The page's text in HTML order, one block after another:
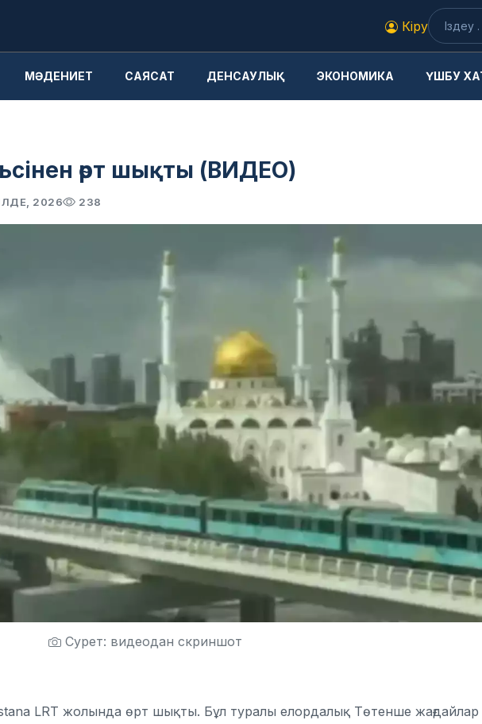
Кіру
МӘДЕНИЕТ САЯСАТ ДЕНСАУЛЫҚ ЭКОНОМИКА ҮШБУ
өрт шықты (ВИДЕО)
2026 238
Сурет: видеодан скриншот
LRT жолында өрт шықты. Бұл туралы елордалық Төтенше жағдайлар